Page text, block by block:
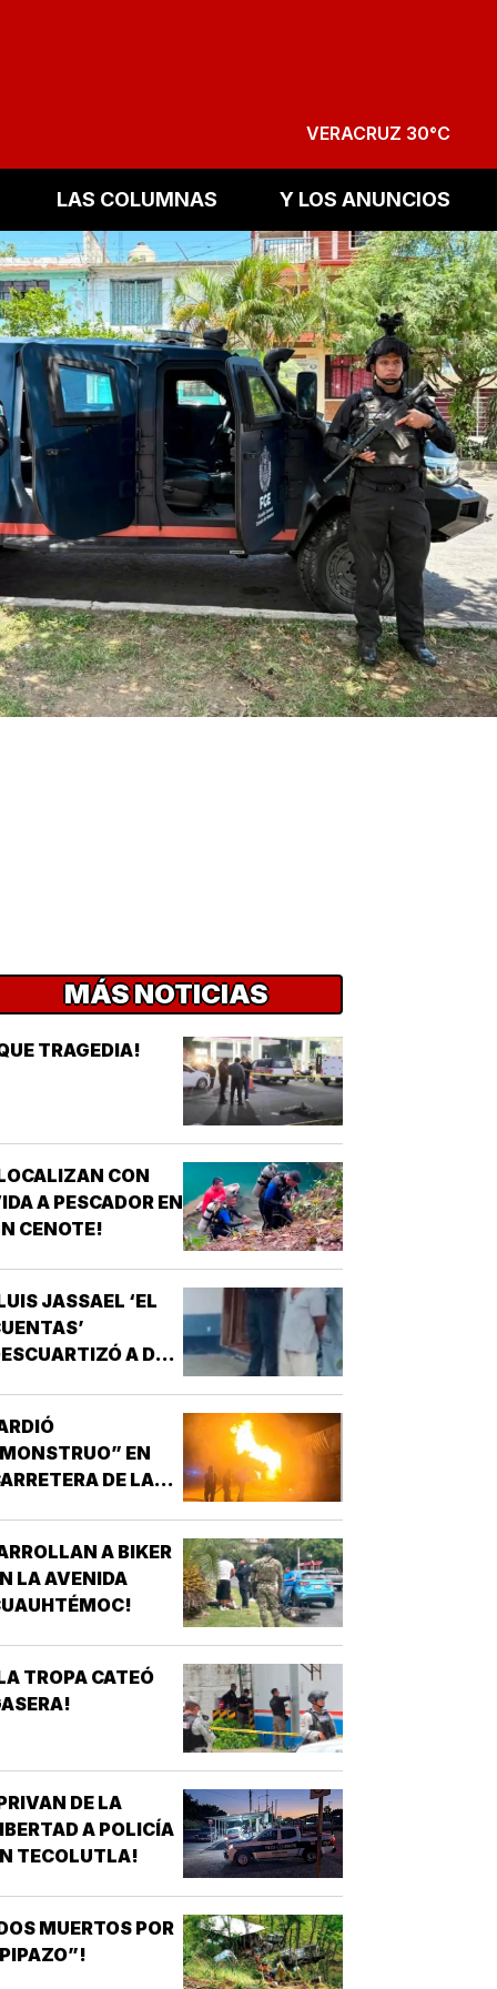
VERACRUZ 30°C
LAS COLUMNAS Y LOS ANUNCIOS
MÁS NOTICIAS
TRAGEDIA!
CON
A PESCADOR EN
CENOTE!
JASSAEL ‘EL
A DOS
EN
DE LAS
A BIKER
LA AVENIDA
TROPA CATEÓ
DE LA
A POLICÍA
TECOLUTLA!
MUERTOS POR